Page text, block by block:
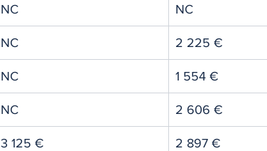
NC NC
NC 2 225 €
NC 1 554 €
NC 2 606 €
3 125 € 2 897 €